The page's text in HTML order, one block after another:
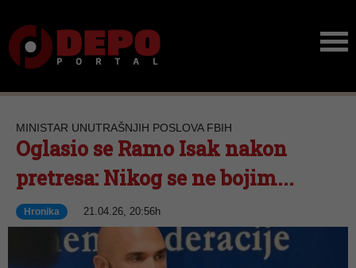
MINISTAR UNUTRAŠNJIH POSLOVA FBIH
Oglasio se Ramo Isak nakon
pretresa: Nikog se ne bojim...
Hronika 21.04.26, 20:56h